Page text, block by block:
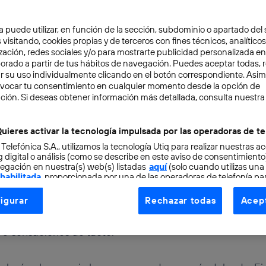
3 min
que es capaz
por la Universidad de Utah. Esta prótesis
sensaciones de tacto.
puede utilizar, en función de la sección, subdominio o apartado del
visitando, cookies propias y de terceros con fines técnicos,
redes sociales y/o para mostrarte publicidad personalizada
a partir de tus hábitos de navegación. Puedes aceptar todas,
su uso individualmente clicando en el botón correspondiente.
tu consentimiento en cualquier momento desde la opción de
Si deseas obtener información más detallada, consulta nuestra
activar la tecnología impulsada por las operadoras de
S.A., utilizamos la tecnología Utiq para realizar nuestras
digital o análisis (como se describe en este aviso de
en nuestra(s) web(s) listadas aquí(solo cuando utilizas una
, proporcionada por una de las operadoras de telefonía
consentimiento en cada página web).
Utiq está diseñada con la privacidad como prioridad
Rechazar todas